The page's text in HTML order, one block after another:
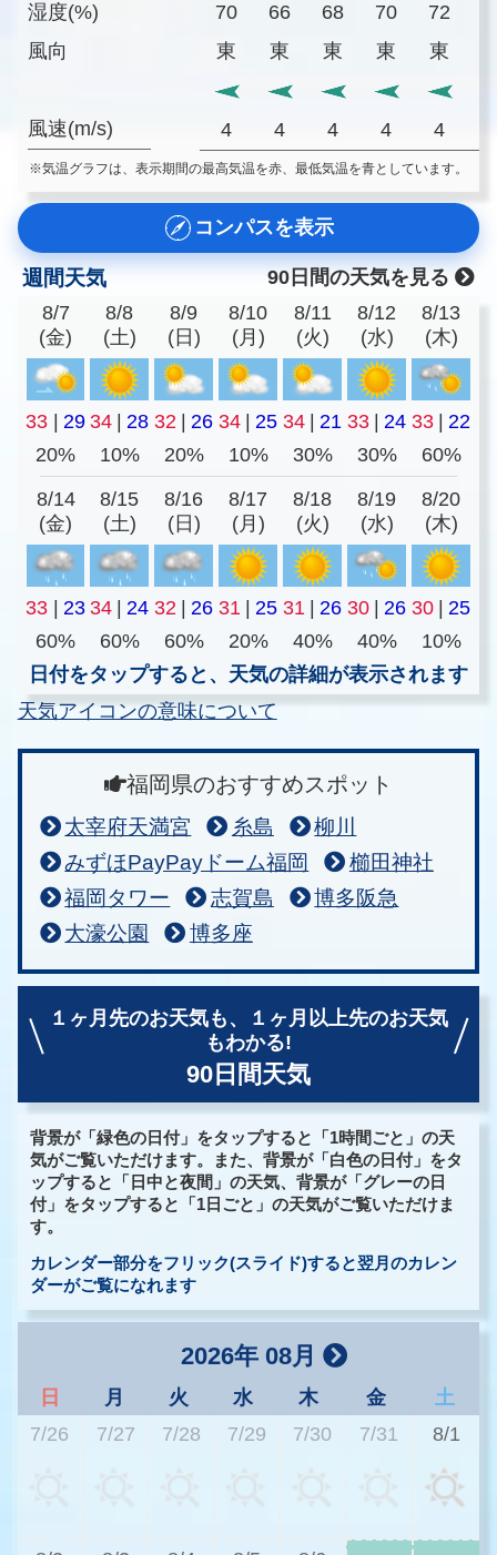
湿度(%)
風向
風速(m/s)
70
66 68 70 72
東
東 東 東 東
4 4 4 4 4
※気温グラフは、表示期間の最高気温を赤、最低気温を青としています。
コンパスを表示
週間天気
90日間の天気を見る
8/7
(金)
8/8
(土)
8/9
(日)
8/10
(月)
8/11
(火)
8/12
(水)
8/13
(木)
33 | 29 34 | 28 32 | 26 34 | 25 34 | 21 33 | 24 33 | 22
20%
10% 20% 10% 30% 30% 60%
8/14
(金)
8/15
(土)
8/16
(日)
8/17
(月)
8/18
(火)
8/19
(水)
8/20
(木)
33 | 23 34 | 24 32 | 26 31 | 25 31 | 26 30 | 26 30 | 25
60%
60% 60% 20% 40% 40%
10%
日付をタップすると、天気の詳細が表示されます
天気アイコンの意味について
福岡県のおすすめスポット
太宰府天満宮 糸島
柳川
みずほPayPayドーム福岡
櫛田神社
福岡タワー
志賀島
博多阪急
大濠公園
博多座
１ヶ月先のお天気も、
１ヶ月以上先のお天気
もわかる!
90日間天気
背景が「緑色の日付」をタップすると「1時間ごと」の天
気がご覧いただけます。また、背景が「白色の日付」をタ
ップすると「日中と夜間」の天気、背景が「グレーの日
付」をタップすると「1日ごと」の天気がご覧いただけま
す。
カレンダー部分をフリック(スライド)すると翌月のカレン
ダーがご覧になれます
2026年 08月
日 月 火 水 木 金
土
7/26
7/27 7/28 7/29 7/30 7/31 8/1